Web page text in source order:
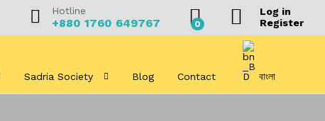
Hotline
+880 1760 649767 0
Log in
Register
Sadria Society Blog Contact বাংলা